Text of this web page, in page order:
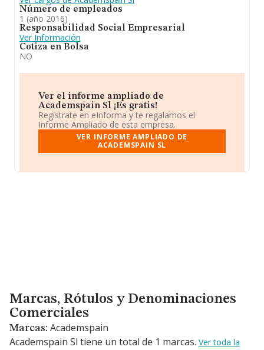
Número de empleados
1 (año 2016)
Responsabilidad Social Empresarial
Ver Información
Cotiza en Bolsa
NO
Ver el informe ampliado de
Academspain Sl ¡Es gratis!
Regístrate en eInforma y te regalamos el
Informe Ampliado de esta empresa.
VER INFORME AMPLIADO DE
ACADEMSPAIN SL
Marcas, Rótulos y Denominaciones Comerciales
Marcas, Rótulos y Denominaciones
Comerciales
Marcas: Academspain
Academspain Sl tiene un total de 1 marcas. Ver toda la